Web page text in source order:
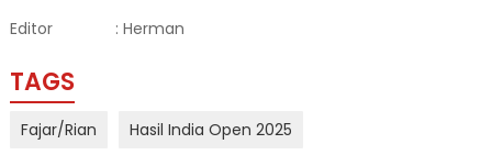
Editor : Herman
TAGS
Fajar/Rian Hasil India Open 2025